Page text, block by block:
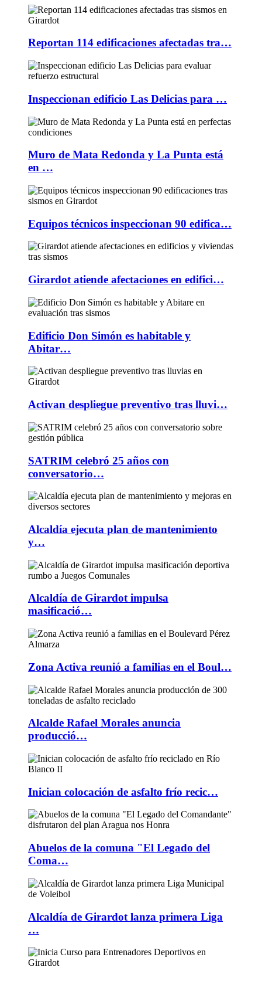
Reportan 114 edificaciones afectadas tra…
Inspeccionan edificio Las Delicias para …
Muro de Mata Redonda y La Punta está
en …
Equipos técnicos inspeccionan 90 edifica…
Girardot atiende afectaciones en edifici…
Edificio Don Simón es habitable y
Abitar…
Activan despliegue preventivo tras lluvi…
SATRIM celebró 25 años con
conversatorio…
Alcaldía ejecuta plan de mantenimiento
y…
Alcaldía de Girardot impulsa
masificació…
Zona Activa reunió a familias en el Boul…
Alcalde Rafael Morales anuncia
producció…
Inician colocación de asfalto frío recic…
Abuelos de la comuna "El Legado del
Coma…
Alcaldía de Girardot lanza primera Liga
…